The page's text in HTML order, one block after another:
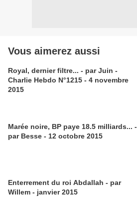
Vous aimerez aussi
Royal, dernier filtre... - par Juin -
Charlie Hebdo N°1215 - 4 novembre
2015
Marée noire, BP paye 18.5 milliards... -
par Besse - 12 octobre 2015
Enterrement du roi Abdallah - par
Willem - janvier 2015